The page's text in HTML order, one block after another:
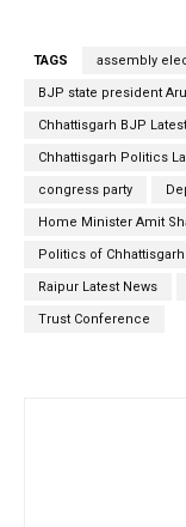
TAGS assembly
BJP state president
Chhattisgarh BJP
Chhattisgarh Politics
congress party
Home Minister Amit
Politics of Chhattisgarh
Raipur Latest News
Trust Conference